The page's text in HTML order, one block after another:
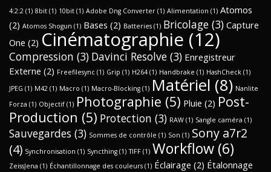
4:2:2 (1) 8bit (1) 10bit (1) Adobe Dng Converter (1) Alimentation (1) Atomos
(2) Atomos Shogun (1) Bases (2) Batteries (1) Bricolage (3) Capture
One (2) Cinématographie (12)
Compression (3) Davinci Resolve (3) Enregistreur
Externe (2) Freefilesync (1) Grip (1) H264 (1) Handbrake (1) HashCheck (1)
JPEG (1) M42 (1) Macro (1) Macro-Blocking (1) Matériel (8) Nanlite
Forza (1) Objectif (1) Photographie (5) Pluie (2) Post-
Production (5) Protection (3) RAW (1) Sangle caméra (1)
Sauvegardes (3) Sommes de contrôle (1) Son (1) Sony a7r2
(4) Synchronisation (1) Syncthing (1) TIFF (1) Workflow (6)
ZeissJena (1) Échantillonnage des couleurs (1) Éclairage (2) Étalonnage